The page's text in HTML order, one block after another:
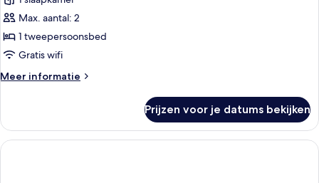
kamer,
uitzicht
op
laden
Max. aantal: 2
1 tweepersoonsbed
Gratis wifi
Meer informatie
Meer
kamer,
uitzicht
op
Prijzen voor je datums bekijken